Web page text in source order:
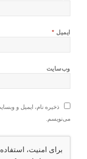
ایمیل *
وب‌سایت
ذخیره نام، ایمیل و
می‌نویسم.